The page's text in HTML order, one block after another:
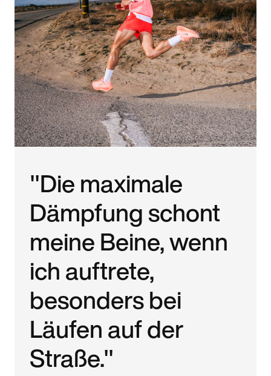
"Die maximale
Dämpfung schont
meine Beine, wenn
ich auftrete,
besonders bei
Läufen auf der
Straße."